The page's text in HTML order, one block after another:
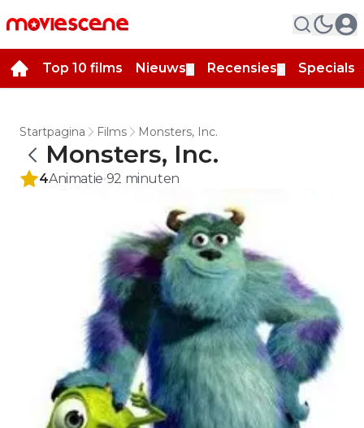
Top 10 films Nieuws Recensies Specials
Startpagina Films Monsters, Inc.
Monsters, Inc.
4Animatie 92 minuten